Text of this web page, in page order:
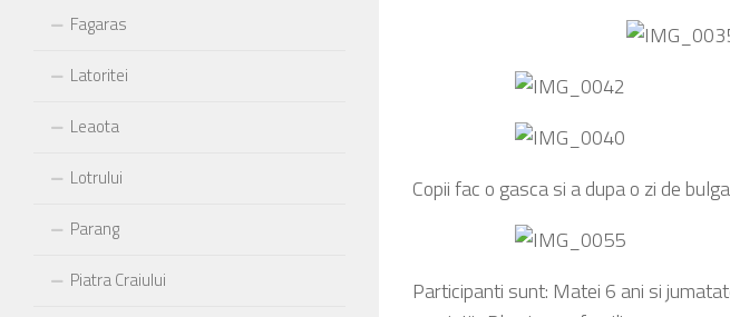
Copii fac o gasca si a dupa o zi de
Participanti sunt: Matei 6 ani si
Fagaras
Latoritei
Leaota
Lotrului
Parang
Piatra Craiului